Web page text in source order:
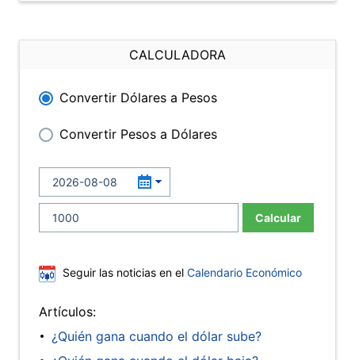
CALCULADORA
Convertir Dólares a Pesos
Convertir Pesos a Dólares
Calcular
Seguir las noticias en el Calendario Económico
Artículos:
¿Quién gana cuando el dólar sube?